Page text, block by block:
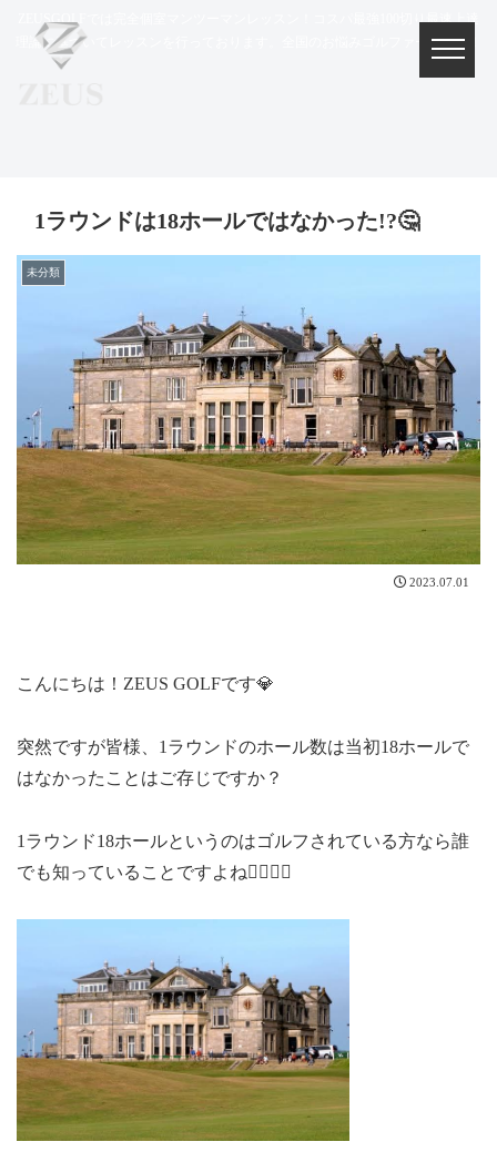
ZEUSGOLFでは完全個室マンツーマンレッスン！コスパ最強100切り最速上達
理論に基づいてレッスンを行っております。全国のお悩みゴルファー集まれ！
1ラウンドは18ホールではなかった!?🤔
未分類
2023.07.01
こんにちは！ZEUS GOLFです💎
突然ですが皆様、1ラウンドのホール数は当初18ホールで
はなかったことはご存じですか？
1ラウンド18ホールというのはゴルフされている方なら誰
でも知っていることですよね🙋🏻‍♀️✨